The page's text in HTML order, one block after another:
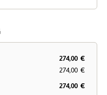
274,00 €
274,00 €
274,00 €